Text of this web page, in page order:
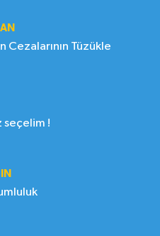
Cezalarının Tüzükle
seçelim !
sorumluluk